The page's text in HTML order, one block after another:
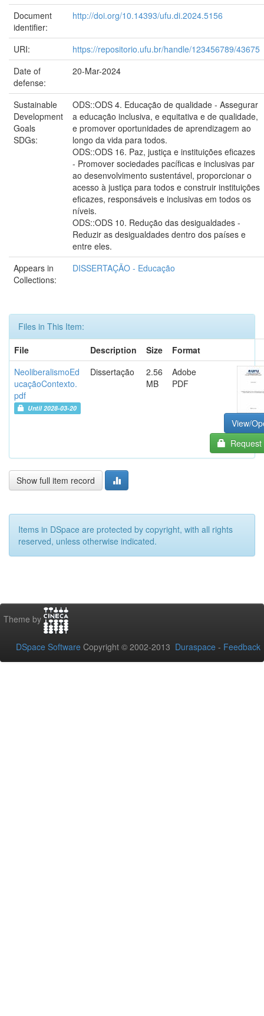
Document
identifier:
http://doi.org/10.14393/ufu.di.2024.5156
URI:
https://repositorio.ufu.br/handle/123456789/43675
Date of
defense:
20-Mar-2024
Sustainable
Development
Goals
SDGs:
ODS::ODS 4. Educação de qualidade - Assegurar
a educação inclusiva, e equitativa e de qualidade,
e promover oportunidades de aprendizagem ao
longo da vida para todos.
ODS::ODS 16. Paz, justiça e instituições eficazes
- Promover sociedades pacíficas e inclusivas par
ao desenvolvimento sustentável, proporcionar o
acesso à justiça para todos e construir instituições
eficazes, responsáveis e inclusivas em todos os
níveis.
ODS::ODS 10. Redução das desigualdades -
Reduzir as desigualdades dentro dos países e
entre eles.
Appears in
Collections:
DISSERTAÇÃO - Educação
Files in This Item:
File
Description Size
Format
NeoliberalismoEd
ucaçãoContexto.
pdf
Until 2028-03-20
Dissertação
2.56
MB
Adobe
PDF
View/
Show full item record
Items in DSpace are protected by copyright, with all rights
reserved, unless otherwise indicated.
Theme by
DSpace Software Copyright © 2002-2013 Duraspace - Feedback